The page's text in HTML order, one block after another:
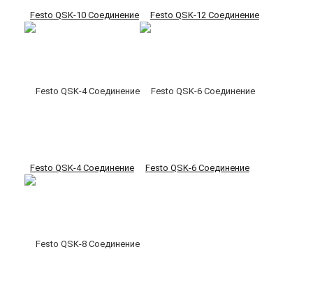
Festo QSK-10 Соединение Festo QSK-12 Соединение
Festo QSK-4 Соединение Festo QSK-6 Соединение